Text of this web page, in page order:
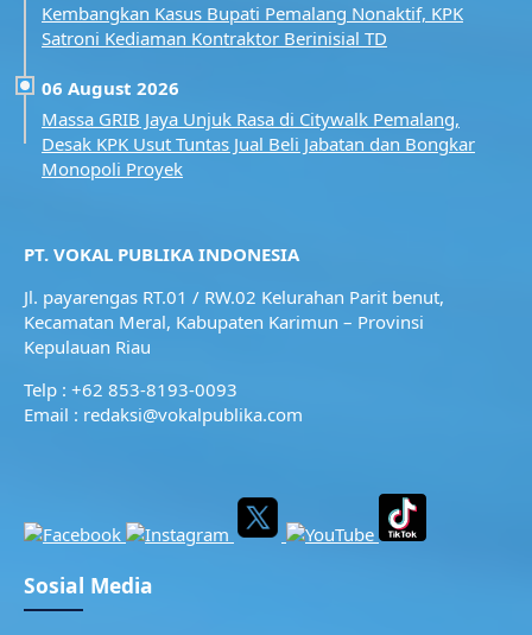
Kembangkan Kasus Bupati Pemalang Nonaktif, KPK
Satroni Kediaman Kontraktor Berinisial TD
06 August 2026
Massa GRIB Jaya Unjuk Rasa di Citywalk Pemalang,
Desak KPK Usut Tuntas Jual Beli Jabatan dan Bongkar
Monopoli Proyek
PT. VOKAL PUBLIKA INDONESIA
Jl. payarengas RT.01 / RW.02 Kelurahan Parit benut,
Kecamatan Meral, Kabupaten Karimun – Provinsi
Kepulauan Riau
Telp : +62 853-8193-0093
Email : redaksi@vokalpublika.com
Sosial Media